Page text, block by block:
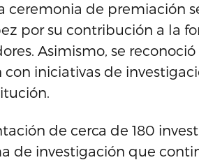
ceremonia de premiación
por su contribución a la
Asimismo, se
con iniciativas de
de cerca de 180
de investigación que